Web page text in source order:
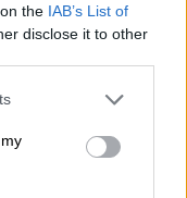
the IAB’s List of
disclose it to other
or more Google
You may click to
third-party tags to
in below Google
χρέωσε